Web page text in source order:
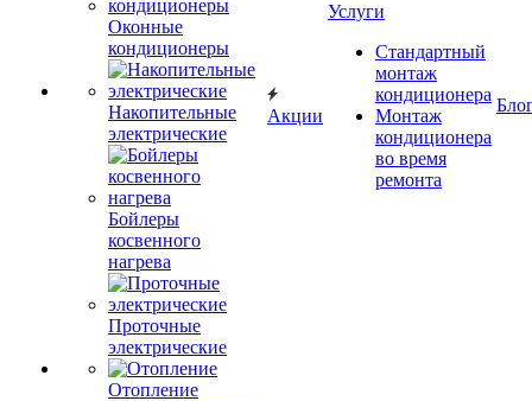
Оконные
кондиционеры
Накопительные
электрические
Бойлеры
косвенного
нагрева
Проточные
электрические
Отопление
Акции
Услуги
Стандартный
монтаж
кондиционера
Монтаж
кондиционера
во время
ремонта